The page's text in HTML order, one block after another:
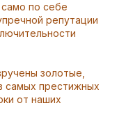
по себе
репутации
золотые,
самых престижных
от наших